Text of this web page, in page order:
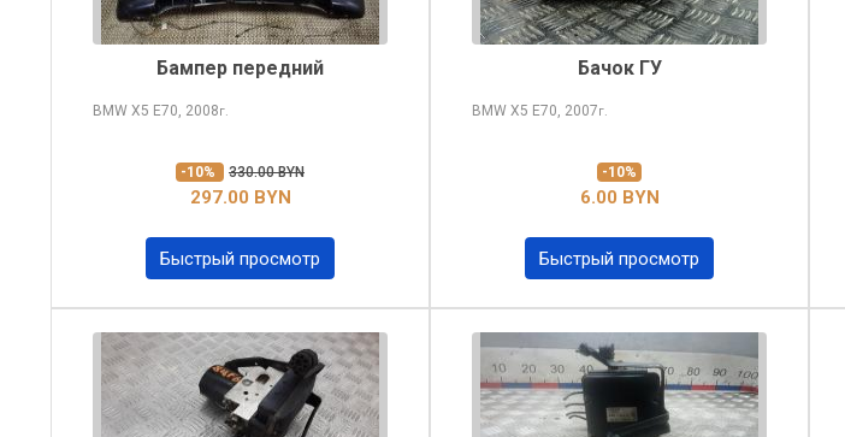
Бампер передний
BMW X5 E70, 2008г.
-10% 330.00 BYN
297.00 BYN
Быстрый просмотр
Бачок ГУ
BMW X5 E70, 2007г.
-10%
6.00 BYN
Быстрый просмотр